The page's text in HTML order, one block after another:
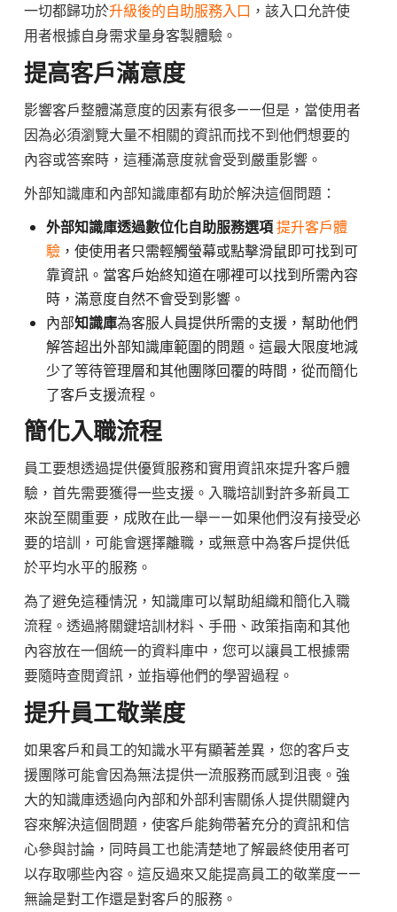
一切都歸功於升級後的自助服務入口 ，該入口允許使
用者根據自身需求量身客製體驗。
提高客戶滿意度
影響客戶整體滿意度的因素有很多——但是，當使用者
因為必須瀏覽大量不相關的資訊而找不到他們想要的
內容或答案時，這種滿意度就會受到嚴重影響。
外部知識庫和內部知識庫都有助於解決這個問題：
外部知識庫透過數位化自助服務選項提升客戶體
驗 ，使使用者只需輕觸螢幕或點擊滑鼠即可找到可
靠資訊。當客戶始終知道在哪裡可以找到所需內容
時，滿意度自然不會受到影響。
內部知識庫為客服人員提供所需的支援，幫助他們
解答超出外部知識庫範圍的問題。這最大限度地減
少了等待管理層和其他團隊回覆的時間，從而簡化
了客戶支援流程。
簡化入職流程
員工要想透過提供優質服務和實用資訊來提升客戶體
驗，首先需要獲得一些支援。入職培訓對許多新員工
來說至關重要，成敗在此一舉——如果他們沒有接受必
要的培訓，可能會選擇離職，或無意中為客戶提供低
於平均水平的服務。
為了避免這種情況，知識庫可以幫助組織和簡化入職
流程。透過將關鍵培訓材料、手冊、政策指南和其他
內容放在一個統一的資料庫中，您可以讓員工根據需
要隨時查閱資訊，並指導他們的學習過程。
提升員工敬業度
如果客戶和員工的知識水平有顯著差異，您的客戶支
援團隊可能會因為無法提供一流服務而感到沮喪。強
大的知識庫透過向內部和外部利害關係人提供關鍵內
容來解決這個問題，使客戶能夠帶著充分的資訊和信
心參與討論，同時員工也能清楚地了解最終使用者可
以存取哪些內容。這反過來又能提高員工的敬業度——
無論是對工作還是對客戶的服務。